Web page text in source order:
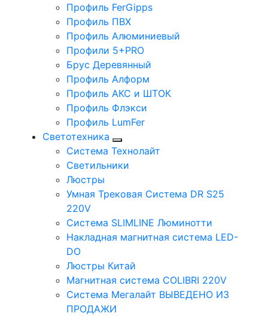
Профиль FerGipps
Профиль ПВХ
Профиль Алюминиевый
Профили 5+PRO
Брус Деревянный
Профиль Алформ
Профиль АКС и ШТОК
Профиль Флэкси
Профиль LumFer
Светотехника
Система Технолайт
Светильники
Люстры
Умная Трековая Система DR S25
220V
Система SLIMLINE Люминотти
Накладная магнитная система LED-
DO
Люстры Китай
Магнитная система COLIBRI 220V
Система Мегалайт ВЫВЕДЕНО ИЗ
ПРОДАЖИ